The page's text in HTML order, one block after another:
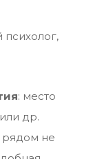
психолог,
: место
др.
рядом не